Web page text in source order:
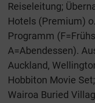
Reiseleitung;
Hotels (Premium)
Programm
A=Abendessen).
Auckland,
Hobbiton Movie
Wairoa Buried